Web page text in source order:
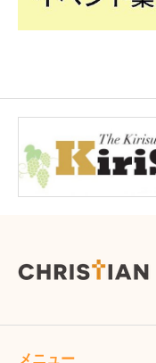
メニュー